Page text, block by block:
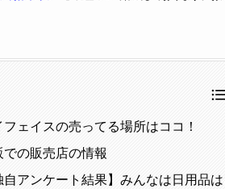
フェイスの売ってる場所はココ！
での販売店の情報
自アンケート結果】みんなは日用品